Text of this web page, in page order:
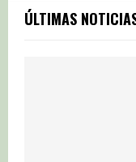
c
h
ÚLTIMAS